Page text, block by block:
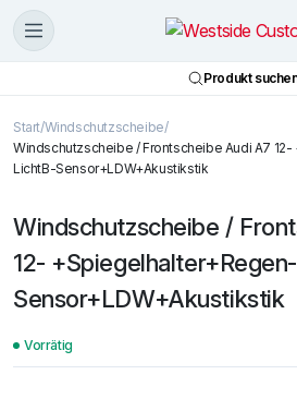
Produkt
Start Windschutzscheibe
Windschutzscheibe / Frontscheibe Audi A7
LichtB-Sensor+LDW+Akustikstik
Windschutzscheibe /
12-
Sensor+LDW+Akustikstik
Vorrätig